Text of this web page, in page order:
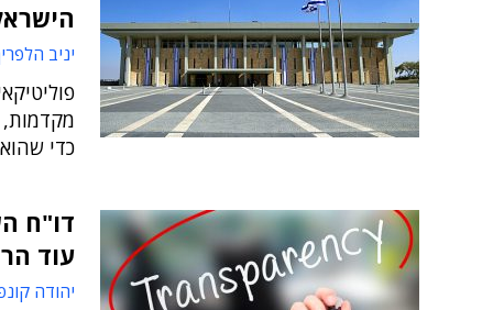
יניב
מקדמות,
כדי
דו"ח
עוד
יהודה